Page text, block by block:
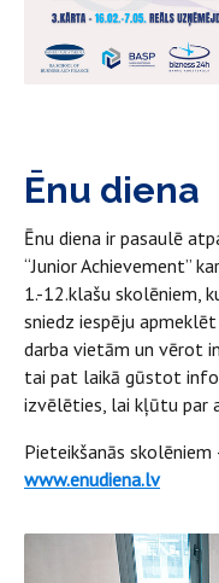
Ēnu diena
Ēnu diena ir pasaulē
“Junior Achievement”
1.-12.klašu skolēniem,
sniedz iespēju
darba vietām un vērot
tai pat laikā gūstot
izvēlēties, lai kļūtu par
Pieteikšanās skolēniem
www.enudiena.lv